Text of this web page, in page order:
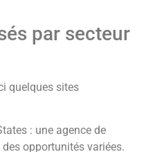
par secteur
quelques sites
: une agence de
opportunités variées.